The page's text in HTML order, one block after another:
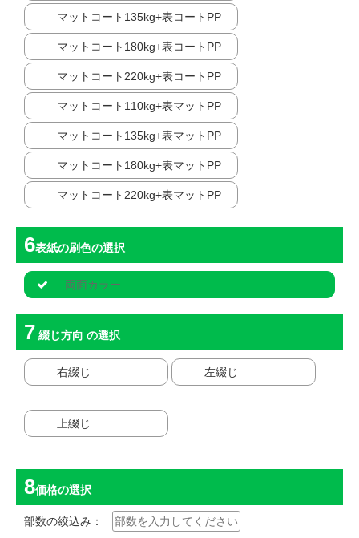
マットコート135kg+表コートPP
マットコート180kg+表コートPP
マットコート220kg+表コートPP
マットコート110kg+表マットPP
マットコート135kg+表マットPP
マットコート180kg+表マットPP
マットコート220kg+表マットPP
表紙の刷色の選択
両面カラー
綴じ方向 の選択
右綴じ 左綴じ
上綴じ
価格の選択
部数の絞込み：